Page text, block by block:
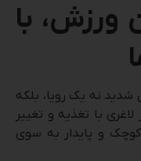
ورزش، با
نه یک رویا، بلکه
با تغذیه و تغییر
و پایدار به سوی